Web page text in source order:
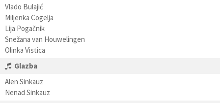
Vlado Bulajić
Miljenka Cogelja
Lija Pogačnik
Snežana van Houwelingen
Olinka Vistica
Glazba
Alen Sinkauz
Nenad Sinkauz